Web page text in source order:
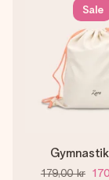
Sale
179,00 kr